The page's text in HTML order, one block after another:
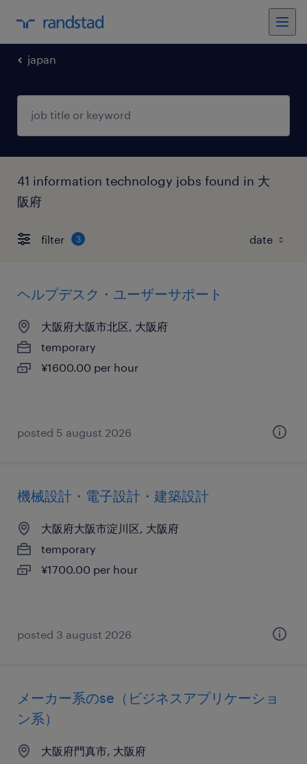
japan
41 information technology jobs found in 大
阪府
filter 3
ヘルプデスク・ユーザーサポート
大阪府大阪市北区, 大阪府
temporary
¥1600.00 per hour
posted 5 august 2026
機械設計・電子設計・建築設計
大阪府大阪市淀川区, 大阪府
temporary
¥1700.00 per hour
posted 3 august 2026
メーカー系のse（ビジネスアプリケーショ
ン系）
大阪府門真市, 大阪府